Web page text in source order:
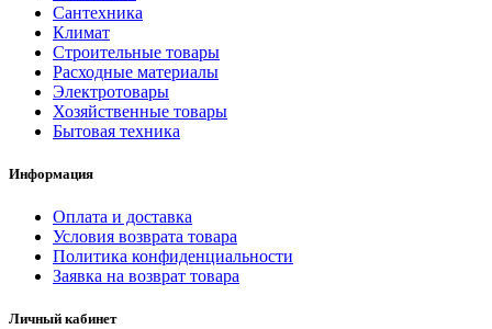
Сантехника
Климат
Строительные товары
Расходные материалы
Электротовары
Хозяйственные товары
Бытовая техника
Информация
Оплата и доставка
Условия возврата товара
Политика конфиденциальности
Заявка на возврат товара
Личный кабинет